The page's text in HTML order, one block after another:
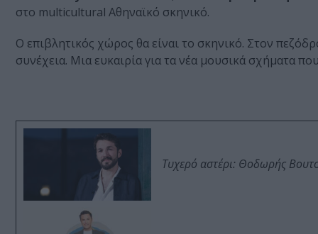
στο multicultural Αθηναϊκό σκηνικό.
Ο επιβλητικός χώρος θα είναι το σκηνικό. Στον
συνέχεια. Μια ευκαιρία για τα νέα μουσικά σχήματα
Τυχερό αστέρι: Θοδωρής